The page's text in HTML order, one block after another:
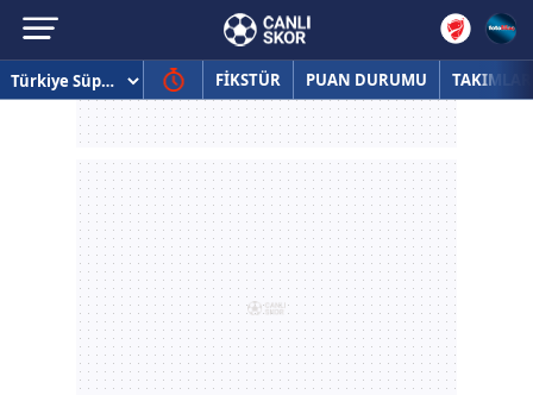
FİKSTÜR PUAN DURUMU TAKIMLAR